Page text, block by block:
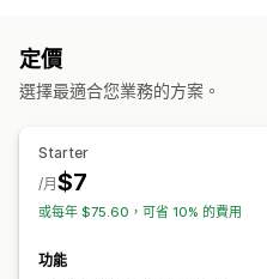
定價
選擇最適合您業務的方案。
Starter
$7
/月
或每年 $75.60，可省 10% 的費用
功能